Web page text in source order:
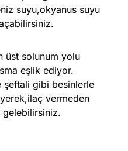
suyu,okyanus suyu
üst solunum yolu
eşlik ediyor.
şeftali gibi besinlerle
vermeden
gelebilirsiniz.